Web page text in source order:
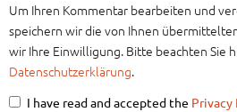
Um Ihren Kommentar bearbeiten und
speichern wir die von Ihnen
wir Ihre Einwilligung. Bitte beachten Sie
Datenschutzerklärung.
I have read and accepted the Privacy